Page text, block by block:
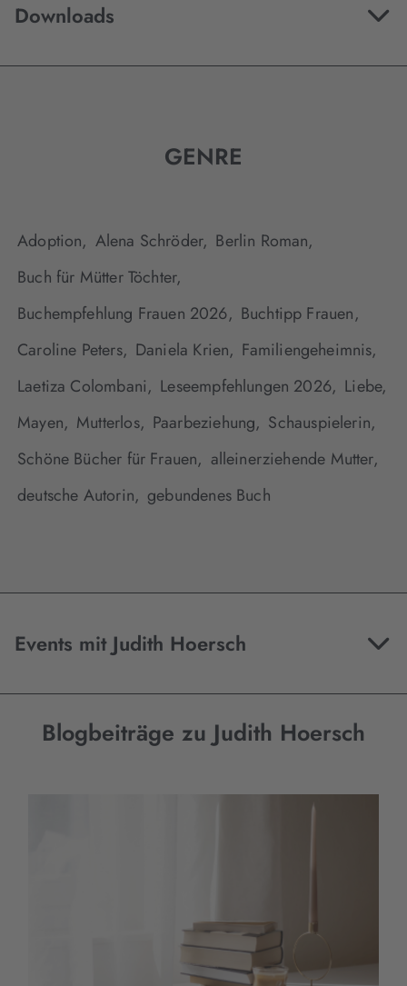
Downloads
GENRE
Adoption, Alena Schröder, Berlin Roman,
Buch für Mütter Töchter,
Buchempfehlung Frauen 2026, Buchtipp Frauen,
Caroline Peters, Daniela Krien, Familiengeheimnis,
Laetiza Colombani, Leseempfehlungen 2026, Liebe,
Mayen, Mutterlos, Paarbeziehung, Schauspielerin,
Schöne Bücher für Frauen, alleinerziehende Mutter,
deutsche Autorin, gebundenes Buch
Events mit Judith Hoersch
Blogbeiträge zu Judith Hoersch